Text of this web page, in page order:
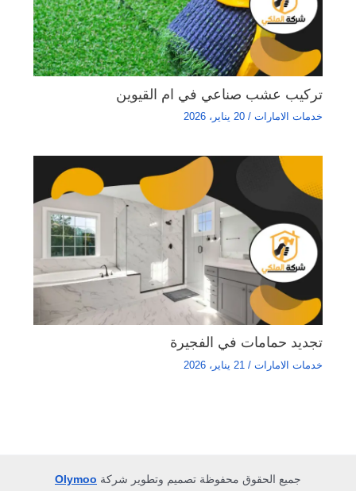
تركيب عشب صناعي في ام القيوين
خدمات الامارات/ 20 يناير، 2026
تجديد حمامات في الفجيرة
خدمات الامارات/ 21 يناير، 2026
جميع الحقوق محفوظة تصميم وتطوير شركة Olymoo